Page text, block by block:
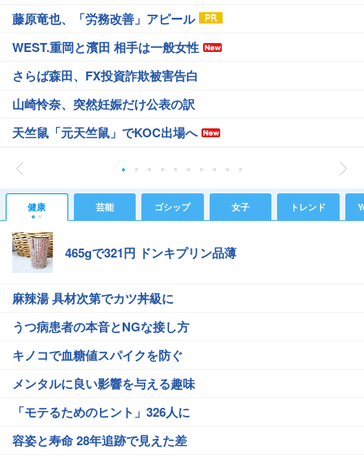
藤原竜也、「労務改善」アピール
WEST.重岡と濱田 相手は一般女性
さらば森田、FX投資詐欺被害告白
山崎怜奈、突然妊娠だけ公表の訳
天竺鼠「元天竺鼠」でKOC出場へ
健康 芸能 ゴシップ 女子 トレンド
465gで321円 ドンキプリン品薄
麻辣湯 具材次第でカツ丼級に
うつ病患者の本音とNGな接し方
キノコで血糖値スパイクを防ぐ
メンタルに良い影響を与える趣味
「モテるためのヒント」326人に
容姿と寿命 28年追跡で見えた差